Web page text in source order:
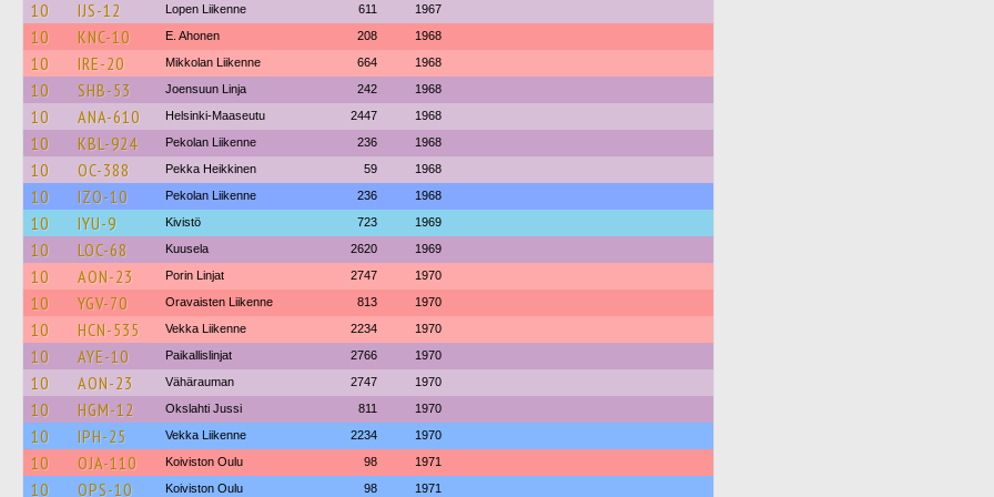
10 IJS-12 Lopen Liikenne 611 1967
10 KNC-10 E. Ahonen 208 1968
10 IRE-20 Mikkolan Liikenne 664 1968
10 SHB-53 Joensuun Linja 242 1968
10 ANA-610 Helsinki-Maaseutu 2447 1968
10 KBL-924 Pekolan Liikenne 236 1968
10 OC-388 Pekka Heikkinen 59 1968
10 IZO-10 Pekolan Liikenne 236 1968
10 IYU-9 Kivistö 723 1969
10 LOC-68 Kuusela 2620 1969
10 AON-23 Porin Linjat 2747 1970
10 YGV-70 Oravaisten Liikenne 813 1970
10 HCN-535 Vekka Liikenne 2234 1970
10 AYE-10 Paikallislinjat 2766 1970
10 AON-23 Vähärauman 2747 1970
10 HGM-12 Okslahti Jussi 811 1970
10 IPH-25 Vekka Liikenne 2234 1970
10 OJA-110 Koiviston Oulu 98 1971
10 OPS-10 Koiviston Oulu 98 1971